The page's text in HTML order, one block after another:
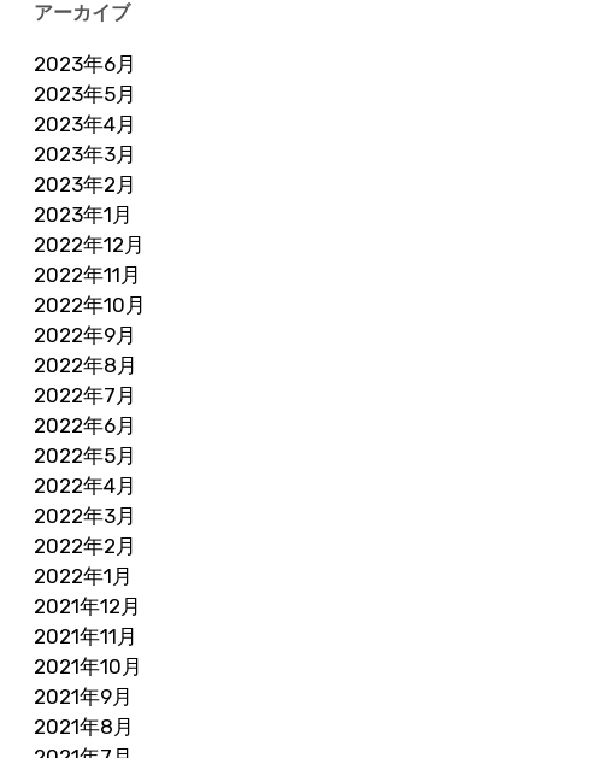
アーカイブ
2023年6月
2023年5月
2023年4月
2023年3月
2023年2月
2023年1月
2022年12月
2022年11月
2022年10月
2022年9月
2022年8月
2022年7月
2022年6月
2022年5月
2022年4月
2022年3月
2022年2月
2022年1月
2021年12月
2021年11月
2021年10月
2021年9月
2021年8月